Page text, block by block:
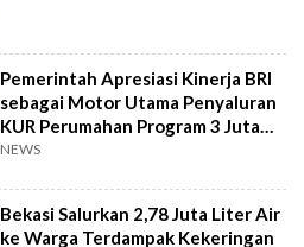
Pemerintah Apresiasi Kinerja BRI
sebagai Motor Utama Penyaluran
KUR Perumahan Program 3 Juta
Rumah
NEWS
Bekasi Salurkan 2,78 Juta Liter Air
ke Warga Terdampak Kekeringan